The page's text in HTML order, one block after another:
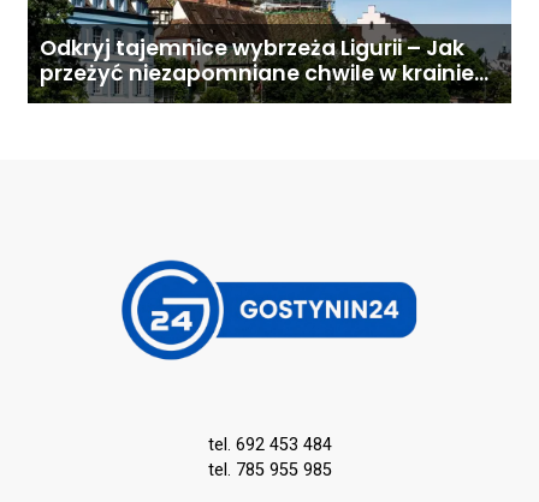
Odkryj tajemnice wybrzeża Ligurii – Jak
przeżyć niezapomniane chwile w krainie
pesto i słońca
tel. 692 453 484
tel. 785 955 985